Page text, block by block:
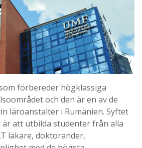
förbereder högklassiga
och den är en av de
läroanstalter i Rumänien. Syftet
att utbilda studenter från alla
läkare, doktorander,